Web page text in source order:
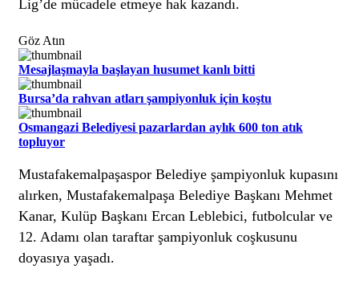
Lig’de mücadele etmeye hak kazandı.
Göz Atın
Mesajlaşmayla başlayan husumet kanlı bitti
Bursa’da rahvan atları şampiyonluk için koştu
Osmangazi Belediyesi pazarlardan aylık 600 ton atık
topluyor
Mustafakemalpaşaspor Belediye şampiyonluk kupasını
alırken, Mustafakemalpaşa Belediye Başkanı Mehmet
Kanar, Kulüp Başkanı Ercan Leblebici, futbolcular ve
12. Adamı olan taraftar şampiyonluk coşkusunu
doyasıya yaşadı.